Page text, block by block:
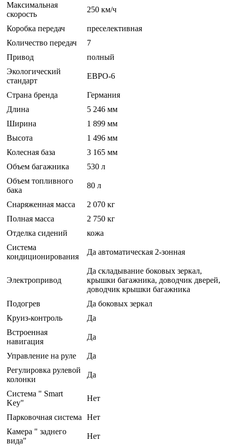
Максимальная
скорость
250 км/ч
Коробка передач
преселективная
Количество передач
7
Привод
полный
Экологический
стандарт
ЕВРО-6
Страна бренда
Германия
Длина
5 246 мм
Ширина
1 899 мм
Высота
1 496 мм
Колесная база
3 165 мм
Объем багажника
530 л
Объем топливного
бака
80 л
Снаряженная масса
2 070 кг
Полная масса
2 750 кг
Отделка сидений
кожа
Система
кондиционирования
Да автоматическая 2-зонная
Электропривод
Да складывание боковых зеркал,
крышки багажника, доводчик дверей,
доводчик крышки багажника
Подогрев
Да боковых зеркал
Круиз-контроль
Да
Встроенная
навигация
Да
Управление на руле
Да
Регулировка рулевой
колонки
Да
Система " Smart
Key"
Нет
Парковочная система
Нет
Камера " заднего
вида"
Нет